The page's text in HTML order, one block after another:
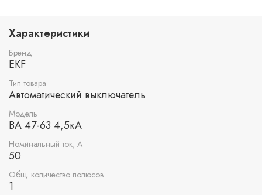
подходящим для использования в бытовых и
коммерческих установках.
Характеристики
Бренд
EKF
Тип товара
Автоматический выключатель
Модель
ВА 47-63 4,5кА
Номинальный ток, А
50
Общ. количество полюсов
1